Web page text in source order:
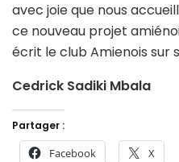
avec joie que nous
ce nouveau projet
écrit le club Amienois sur
Cedrick Sadiki Mbala
Partager :
Facebook X